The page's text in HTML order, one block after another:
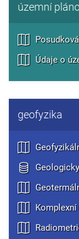
územní
Údaje o
geofyzika